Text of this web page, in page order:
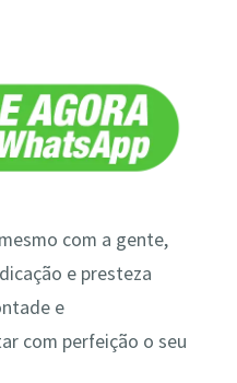
com a gente,
e presteza
e
com perfeição o seu